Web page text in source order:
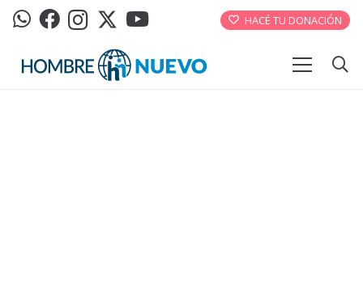
HACÉ TU DONACIÓN